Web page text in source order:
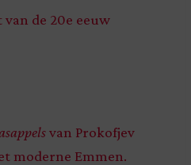
de 20e eeuw
van Prokofjev
moderne Emmen.